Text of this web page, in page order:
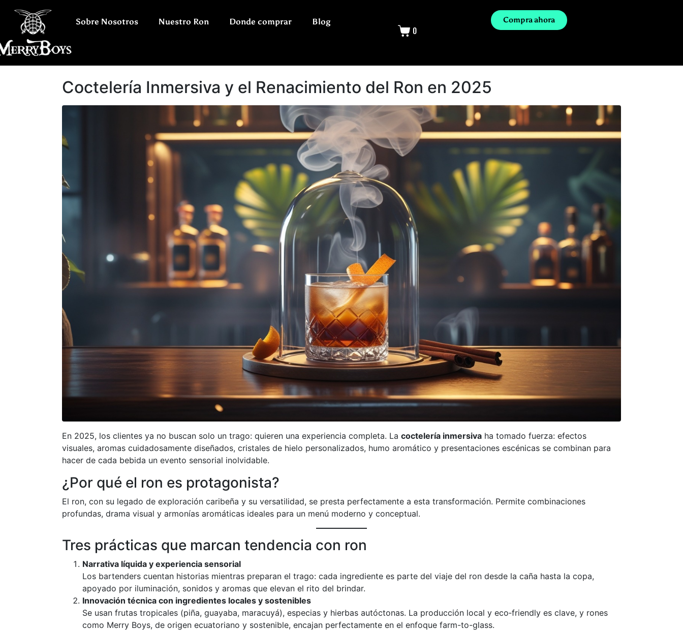
Sobre Nosotros Nuestro Ron Donde comprar Blog
0
Compra ahora
Coctelería Inmersiva y el Renacimiento del Ron en 2025
En 2025, los clientes ya no buscan solo un trago: quieren una experiencia completa. La coctelería inmersiva ha tomado fuerza: efectos
visuales, aromas cuidadosamente diseñados, cristales de hielo personalizados, humo aromático y presentaciones escénicas se combinan para
hacer de cada bebida un evento sensorial inolvidable.
¿Por qué el ron es protagonista?
El ron, con su legado de exploración caribeña y su versatilidad, se presta perfectamente a esta transformación. Permite combinaciones
profundas, drama visual y armonías aromáticas ideales para un menú moderno y conceptual.
Tres prácticas que marcan tendencia con ron
Narrativa líquida y experiencia sensorial
Los bartenders cuentan historias mientras preparan el trago: cada ingrediente es parte del viaje del ron desde la caña hasta la copa,
apoyado por iluminación, sonidos y aromas que elevan el rito del brindar.
Innovación técnica con ingredientes locales y sostenibles
Se usan frutas tropicales (piña, guayaba, maracuyá), especias y hierbas autóctonas. La producción local y eco‑friendly es clave, y rones
como Merry Boys, de origen ecuatoriano y sostenible, encajan perfectamente en el enfoque farm-to-glass.